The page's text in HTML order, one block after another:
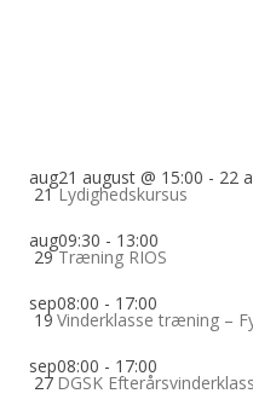
aug
21
21 august @ 15:00 - 22
Lydighedskursus
aug
29
09:30 - 13:00
Træning RIOS
sep
19
08:00 - 17:00
Vinderklasse træning –
sep
27
08:00 - 17:00
DGSK